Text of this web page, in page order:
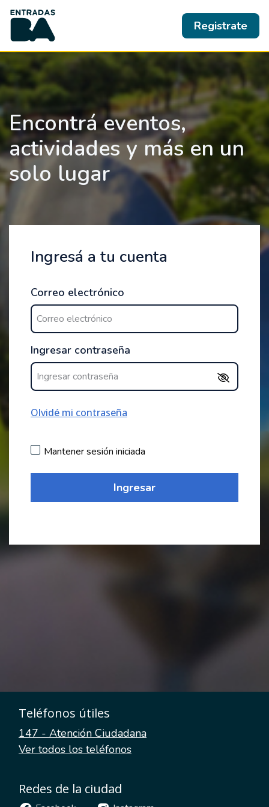
Registrate
Encontrá eventos,
actividades y más en un
solo lugar
Ingresá a tu cuenta
Correo electrónico
Ingresar contraseña
Olvidé mi contraseña
Mantener sesión iniciada
Ingresar
Teléfonos útiles
147 - Atención Ciudadana
Ver todos los teléfonos
Redes de la ciudad